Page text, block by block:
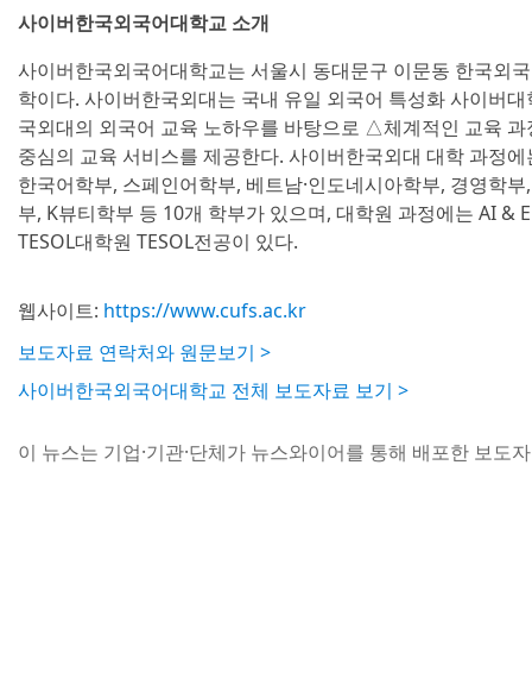
사이버한국외국어대학교 소개
사이버한국외국어대학교는 서울시 동대문구 이문동 한국외
학이다. 사이버한국외대는 국내 유일 외국어 특성화 사이버
국외대의 외국어 교육 노하우를 바탕으로 △체계적인 교육
중심의 교육 서비스를 제공한다. 사이버한국외대 대학 과정
한국어학부, 스페인어학부, 베트남·인도네시아학부, 경영학
부, K뷰티학부 등 10개 학부가 있으며, 대학원 과정에는 AI &
TESOL대학원 TESOL전공이 있다.
웹사이트: https://www.cufs.ac.kr
보도자료 연락처와 원문보기 >
사이버한국외국어대학교 전체 보도자료 보기 >
이 뉴스는 기업·기관·단체가 뉴스와이어를 통해 배포한 보도